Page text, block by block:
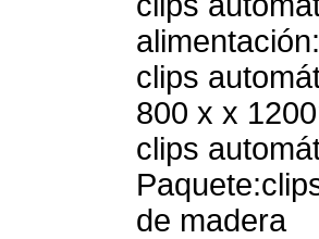
clips
800 x x
clips
de madera